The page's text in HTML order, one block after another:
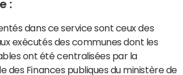
:
dans ce service sont ceux des
exécutés des communes dont les
ont été centralisées par la
des Finances publiques du ministère de